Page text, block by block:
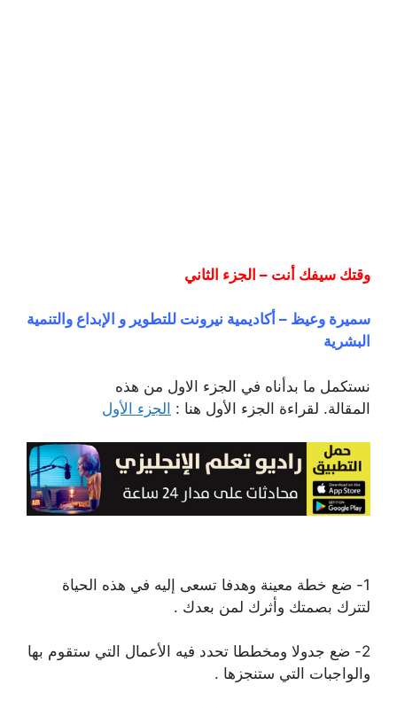
وقتك سيفك أنت – الجزء الثاني
سميرة وعيظ – أكاديمية نيرونت للتطوير و الإبداع والتنمية
البشرية
نستكمل ما بدأناه في الجزء الاول من هذه
المقالة. لقراءة الجزء الأول هنا : الجزء الأول
1- ﺿﻊ ﺧﻄﺔ ﻣﻌﻴﻨﺔ ﻭﻫﺪﻓﺎ ﺗﺴﻌﻰ ﺇﻟﻴﻪ ﻓﻲ ﻫﺬﻩ ﺍﻟﺤﻴﺎﺓ
ﻟﺘﺘﺮﻙ ﺑﺼﻤﺘﻚ ﻭﺃﺛﺮﻙ ﻟﻤﻦ ﺑﻌﺪﻙ .
2- ﺿﻊ ﺟﺪﻭﻻ‌ ﻭﻣﺨﻄﻄﺎ ﺗﺤﺪﺩ ﻓﻴﻪ ﺍﻷﻋﻤﺎﻝ ﺍﻟﺘﻲ ﺳﺘﻘﻮﻡ ﺑﻬﺎ
ﻭﺍﻟﻮﺍﺟﺒﺎﺕ ﺍﻟﺘﻲ ﺳﺘﻨﺠﺰﻫﺎ .